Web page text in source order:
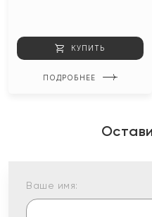
КУПИТЬ
ПОДРОБНЕЕ
Ваше имя: